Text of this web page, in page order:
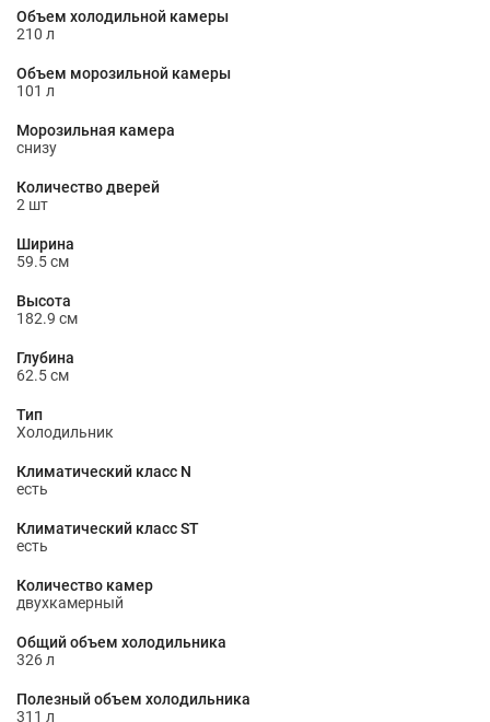
Объем холодильной камеры
210 л
Объем морозильной камеры
101 л
Морозильная камера
снизу
Количество дверей
2 шт
Ширина
59.5 см
Высота
182.9 см
Глубина
62.5 см
Тип
Холодильник
Климатический класс N
есть
Климатический класс ST
есть
Количество камер
двухкамерный
Общий объем холодильника
326 л
Полезный объем холодильника
311 л